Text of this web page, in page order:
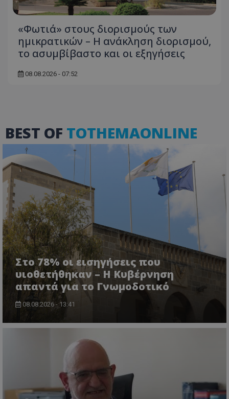
«Φωτιά» στους διορισμούς των
ημικρατικών – Η ανάκληση διορισμού,
το ασυμβίβαστο και οι εξηγήσεις
08.08.2026 - 07:52
BEST OF TOTHEMAONLINE
Στο 78% οι εισηγήσεις που
υιοθετήθηκαν – Η Κυβέρνηση
απαντά για το Γνωμοδοτικό
08.08.2026 - 13:41